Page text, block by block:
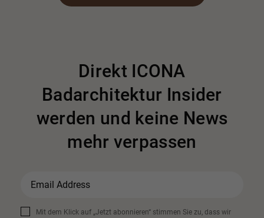
Direkt ICONA
Badarchitektur Insider
werden und keine News
mehr verpassen
Mit dem Klick auf „Jetzt abonnieren“ stimmen Sie zu, dass wir